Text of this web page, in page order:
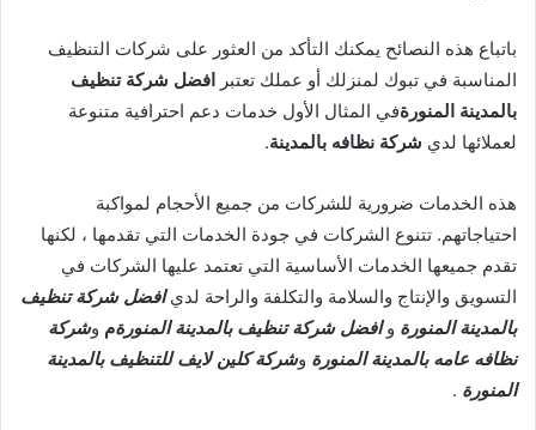
باتباع هذه النصائح يمكنك التأكد من العثور على شركات التنظيف
المناسبة في تبوك لمنزلك أو عملك تعتبر افضل شركة تنظيف
بالمدينة المنورةفي المثال الأول خدمات دعم احترافية متنوعة
لعملائها لدي شركة نظافه بالمدينة.
هذه الخدمات ضرورية للشركات من جميع الأحجام لمواكبة
احتياجاتهم. تتنوع الشركات في جودة الخدمات التي تقدمها ، لكنها
تقدم جميعها الخدمات الأساسية التي تعتمد عليها الشركات في
التسويق والإنتاج والسلامة والتكلفة والراحة لديافضل شركة تنظيف
بالمدينة المنورة وافضل شركة تنظيف بالمدينة المنورةم وشركة
نظافه عامه بالمدينة المنورة وشركة كلين لايف للتنظيف بالمدينة
المنورة .